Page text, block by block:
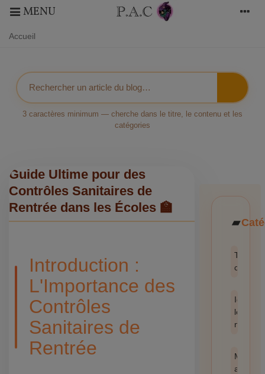
MENU
Accueil
3 caractères minimum — cherche dans le titre, le contenu et les
catégories
Guide Ultime pour des
Contrôles Sanitaires de
Rentrée dans les Écoles 🏫
Introduction :
L'Importance des
Contrôles
Sanitaires de
Rentrée
Toutes
les
anti-